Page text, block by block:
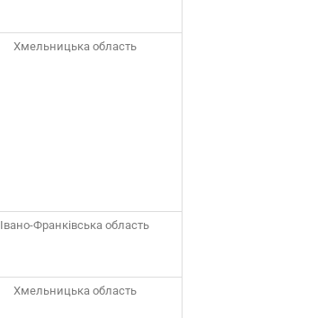
Хмельницька область
Івано-Франківська область
Хмельницька область